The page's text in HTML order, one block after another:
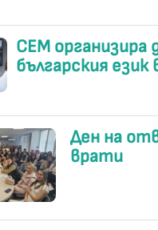
СЕМ организира
българския
Ден на
врати